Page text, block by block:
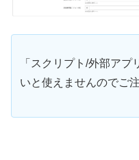
「スクリプト/外部ア
いと使えませんのでご